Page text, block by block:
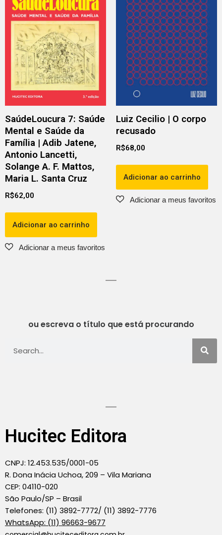
SaúdeLoucura 7: Saúde
Mental e Saúde da
Família | Adib Jatene,
Antonio Lancetti,
Solange A. F. Mattos,
Maria L. Santa Cruz
R$62,00
Adicionar ao carrinho
Luiz Cecilio | O corpo
recusado
R$68,00
Adicionar ao carrinho
ou escreva o título que está procurando
Hucitec Editora
CNPJ: 12.453.535/0001-05
R. Dona Inácia Uchoa, 209 – Vila Mariana
CEP: 04110-020
São Paulo/SP – Brasil
Telefones: (11) 3892-7772/ (11) 3892-7776
WhatsApp: (11) 96663-9677